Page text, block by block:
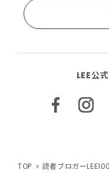
LEE公
TOP 読者ブロガー